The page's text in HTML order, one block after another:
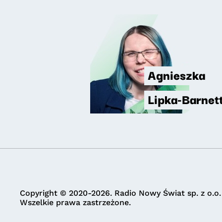
Agnieszka
Lipka-
Copyright © 2020-2026. Radio Nowy Świat sp. z o.o.
Wszelkie prawa zastrzeżone.